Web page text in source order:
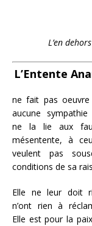
L’en dehors
L’Entente
ne fait pas
aucune sympathie
ne la lie aux
mésentente, à
veulent pas
conditions de sa
Elle ne leur doit
n’ont rien à
Elle est pour la